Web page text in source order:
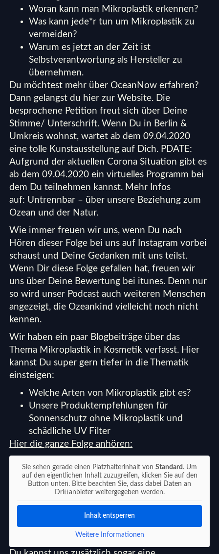
Woran kann man Mikroplastik erkennen?
Was kann jede*r tun um Mikroplastik zu
vermeiden?
Warum es jetzt an der Zeit ist
Selbstverantwortung als Hersteller zu
übernehmen.
Du möchtest mehr über OceanNow erfahren?
Dann gelangst du hier zur Website. Die
besprochene Petition freut sich über Deine
Stimme/ Unterschrift. Wenn Du in Berlin &
Umkreis wohnst, wartet ab dem 09.04.2020
eine tolle Kunstausstellung auf Dich. PDATE:
Aufgrund der aktuellen Corona Situation gibt es
ab dem 09.04.2020 ein virtuelles Programm bei
dem Du teilnehmen kannst. Mehr Infos
auf: Untrennbar – über unsere Beziehung zum
Ozean und der Natur.
Wie immer freuen wir uns, wenn Du nach
Hören dieser Folge bei uns auf Instagram vorbei
schaust und Deine Gedanken mit uns teilst.
Wenn Dir diese Folge gefallen hat, freuen wir
uns über Deine Bewertung bei itunes. Denn nur
so wird unser Podcast auch weiteren Menschen
angezeigt, die Ozeankind vielleicht noch nicht
kennen.
Wir haben ein paar Blogbeiträge über das
Thema Mikroplastik in Kosmetik verfasst. Hier
kannst Du super gern tiefer in die Thematik
einsteigen:
Welche Arten von Mikroplastik gibt es?
Unsere Produktempfehlungen für
Sonnenschutz ohne Mikroplastik und
schädliche UV Filter
Hier die ganze Folge anhören:
Sie sehen gerade einen Platzhalterinhalt von Standard . Um
auf den eigentlichen Inhalt zuzugreifen, klicken Sie auf den
Button unten. Bitte beachten Sie, dass dabei Daten an
Drittanbieter weitergegeben werden.
Inhalt entsperren
Weitere Informationen